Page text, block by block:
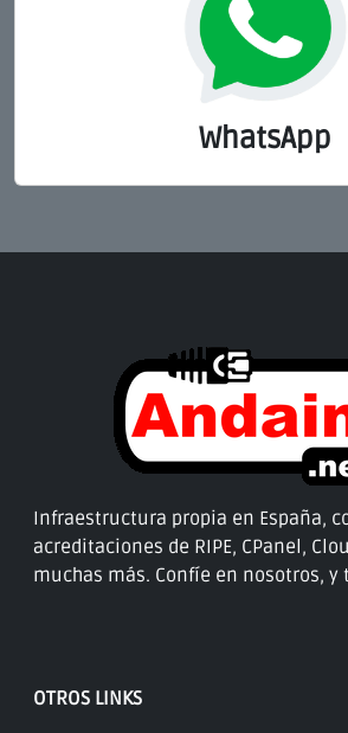
WhatsApp
Infraestructura propia en España,
acreditaciones de RIPE, CPanel,
muchas más. Confíe en nosotros, y
OTROS LINKS